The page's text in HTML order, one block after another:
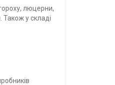
люцерни,
Також у складі